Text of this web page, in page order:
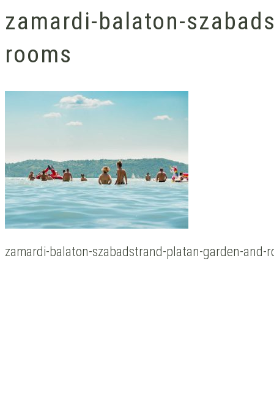
zamardi-balaton-
rooms
zamardi-balaton-szabadstrand-platan-garden-and-